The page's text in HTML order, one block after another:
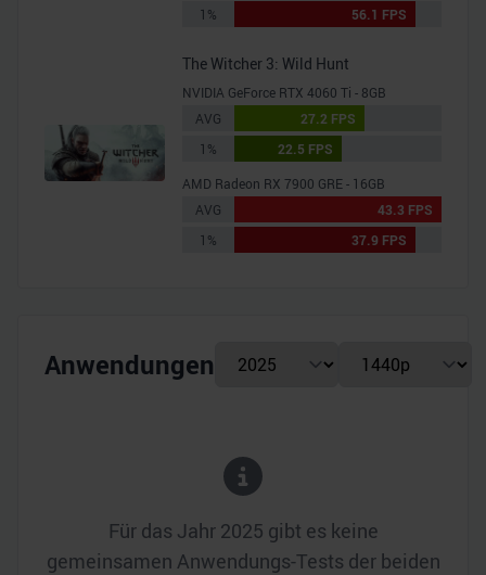
1%
56.1 FPS
The Witcher 3: Wild Hunt
NVIDIA GeForce RTX 4060 Ti - 8GB
AVG
27.2 FPS
1%
22.5 FPS
AMD Radeon RX 7900 GRE - 16GB
AVG
43.3 FPS
1%
37.9 FPS
Anwendungen
Für das Jahr 2025 gibt es keine
gemeinsamen Anwendungs-Tests der beiden